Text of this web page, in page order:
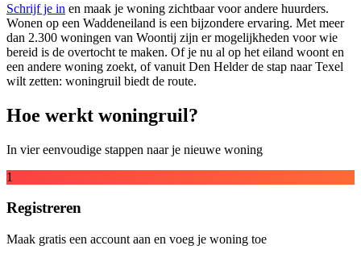
Schrijf je in en maak je woning zichtbaar voor andere huurders.
Wonen op een Waddeneiland is een bijzondere ervaring. Met meer
dan 2.300 woningen van Woontij zijn er mogelijkheden voor wie
bereid is de overtocht te maken. Of je nu al op het eiland woont en
een andere woning zoekt, of vanuit Den Helder de stap naar Texel
wilt zetten: woningruil biedt de route.
Hoe werkt woningruil?
In vier eenvoudige stappen naar je nieuwe woning
1
Registreren
Maak gratis een account aan en voeg je woning toe